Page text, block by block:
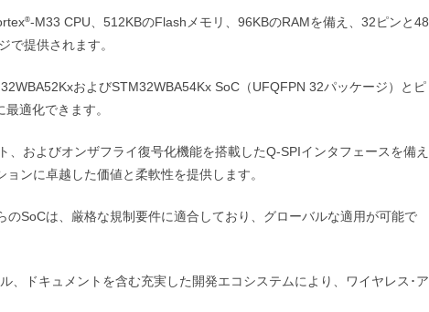
®-M33 CPU、512KBのFlashメモリ、96KBのRAMを備え、32ピンと48
で提供されます。
およびSTM32WBA54Kx SoC（UFQFPN 32パッケージ）とピ
適化できます。
およびオンザフライ復号化機能を搭載したQ-SPIインタフェースを備え
ンに卓越した価値と柔軟性を提供します。
SoCは、厳格な規制要件に適合しており、グローバルな適用が可能で
、ドキュメントを含む充実した開発エコシステムにより、ワイヤレス･ア